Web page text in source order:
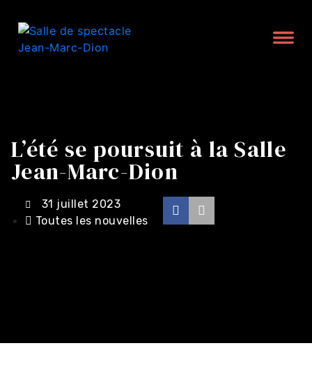
L’été se poursuit à la Salle
Jean-Marc-Dion
31 juillet 2023
Toutes les nouvelles